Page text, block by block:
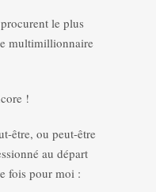
le plus
multimillionnaire
!
être, ou peut-être
au départ
fois pour moi :